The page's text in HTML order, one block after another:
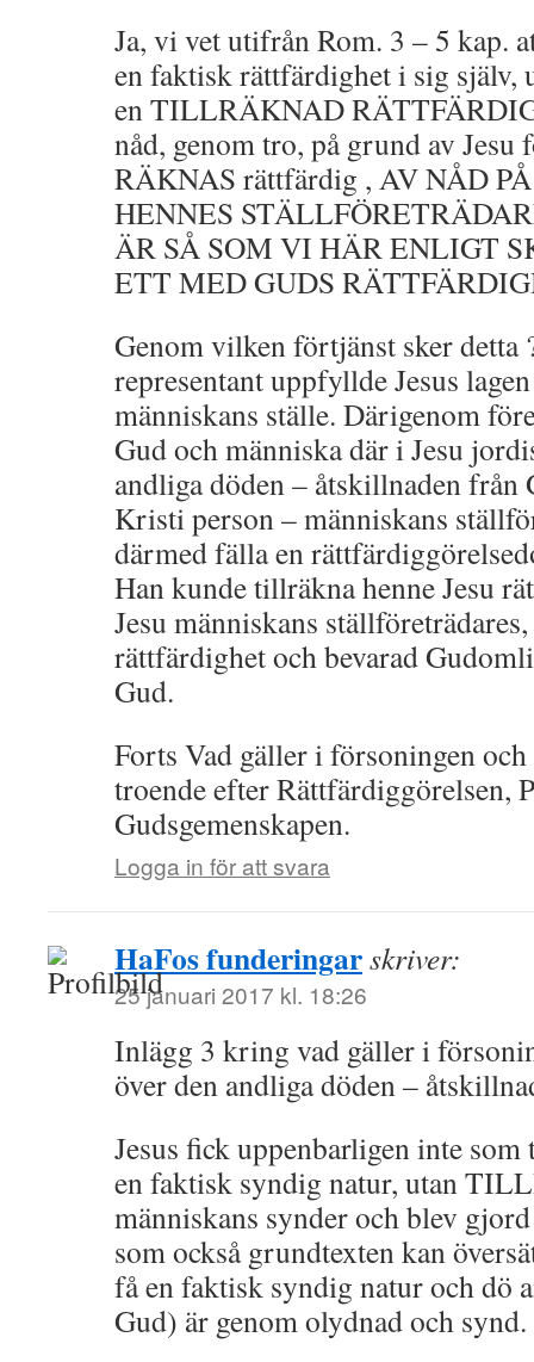
Ja, vi vet utifrån Rom. 3 – 5 kap.
en faktisk rättfärdighet i sig själv,
en TILLRÄKNAD
nåd, genom tro, på grund av
RÄKNAS rättfärdig , AV NÅD
HENNES
ÄR SÅ SOM VI HÄR ENLIGT
ETT MED GUDS
Genom vilken förtjänst sker detta
representant uppfyllde Jesus
människans ställe. Därigenom
Gud och människa där i Jesu
andliga döden – åtskillnaden från
Kristi person – människans
därmed fälla en
Han kunde tillräkna henne Jesu
Jesu människans
rättfärdighet och bevarad
Gud.
Forts Vad gäller i försoningen
troende efter Rättfärdiggörelsen,
Gudsgemenskapen.
Logga in för att svara
HaFos funderingarskriver:
25 januari 2017 kl. 18:26
Inlägg 3 kring vad gäller i
över den andliga döden –
Jesus fick uppenbarligen inte
en faktisk syndig natur, utan
människans synder och blev
som också grundtexten kan
få en faktisk syndig natur och dö
Gud) är genom olydnad och synd.